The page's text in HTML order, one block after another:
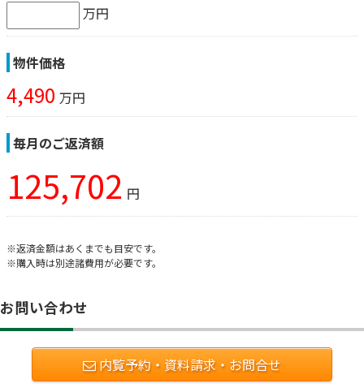
万円
物件価格
4,490 万円
毎月のご返済額
125,702 円
※返済金額はあくまでも目安です。
※購入時は別途諸費用が必要です。
お問い合わせ
内覧予約・資料請求・お問合せ